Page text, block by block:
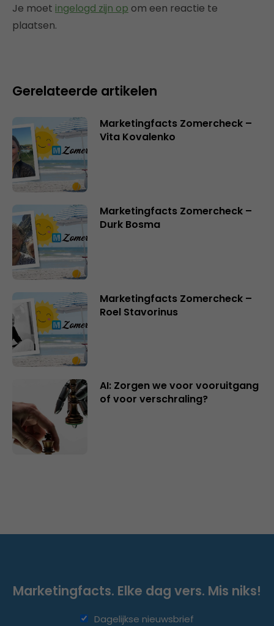
Je moet ingelogd zijn op om een reactie te
plaatsen.
Gerelateerde artikelen
Marketingfacts Zomercheck –
Vita Kovalenko
Marketingfacts Zomercheck –
Durk Bosma
Marketingfacts Zomercheck –
Roel Stavorinus
AI: Zorgen we voor vooruitgang
of voor verschraling?
Marketingfacts. Elke dag vers. Mis niks!
Dagelijkse nieuwsbrief